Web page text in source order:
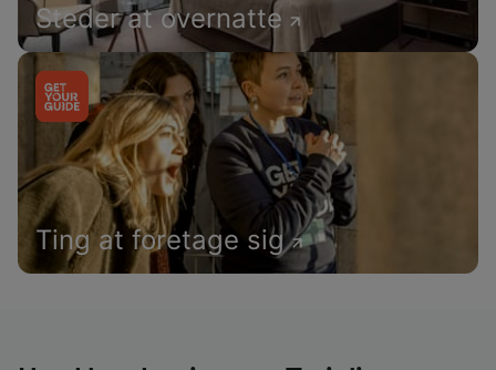
Steder at overnatte
Ting at foretage sig